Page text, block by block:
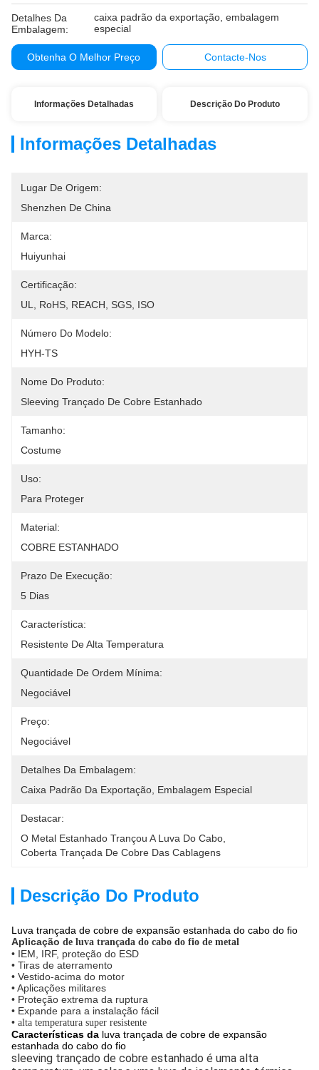
Detalhes Da
Embalagem:
caixa padrão da exportação, embalagem
especial
Obtenha O Melhor Preço Contacte-Nos
Informações Detalhadas Descrição Do Produto
Informações Detalhadas
Lugar De Origem:
Shenzhen De China
Marca:
Huiyunhai
Certificação:
UL, RoHS, REACH, SGS, ISO
Número Do Modelo:
HYH-TS
Nome Do Produto:
Sleeving Trançado De Cobre Estanhado
Tamanho:
Costume
Uso:
Para Proteger
Material:
COBRE ESTANHADO
Prazo De Execução:
5 Dias
Característica:
Resistente De Alta Temperatura
Quantidade De Ordem Mínima:
Negociável
Preço:
Negociável
Detalhes Da Embalagem:
Caixa Padrão Da Exportação, Embalagem Especial
Destacar:
O Metal Estanhado Trançou A Luva Do Cabo
Coberta Trançada De Cobre Das Cablagens
Descrição Do Produto
Luva trançada de cobre de expansão estanhada do cabo do fio
Aplicação de luva trançada do cabo do fio de metal
• IEM, IRF, proteção do ESD
• Tiras de aterramento
• Vestido-acima do motor
• Aplicações militares
• Proteção extrema da ruptura
• Expande para a instalação fácil
• alta temperatura super resistente
Características da luva trançada de cobre de expansão
estanhada do cabo do fio
sleeving trançado de cobre estanhado é uma alta